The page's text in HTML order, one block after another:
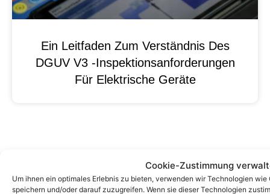
Cookie-Zustimmung
Um ihnen ein optimales Erlebnis zu bieten, verwenden wir Technologien
speichern und/oder darauf zuzugreifen. Wenn sie dieser Technologien
Ein Leitfaden Zum Verständnis Des
DGUV V3 -Inspektionsanforderungen
Für Elektrische Geräte